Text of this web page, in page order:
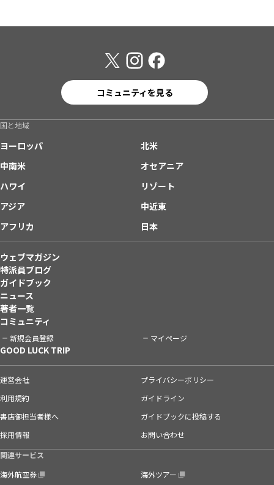
コミュニティを見る
国と地域
ヨーロッパ
北米
中南米
オセアニア
ハワイ
リゾート
アジア
中近東
アフリカ
日本
ウェブマガジン
特派員ブログ
ガイドブック
ニュース
著者一覧
コミュニティ
新規会員登録 マイページ
GOOD LUCK TRIP
運営会社
プライバシーポリシー
利用規約
ガイドライン
書店御担当者様へ
ガイドブックに投稿する
採用情報
お問い合わせ
関連サービス
海外航空券
海外ツアー